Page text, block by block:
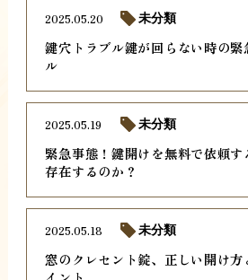
鍵穴トラブル鍵が回らない時の緊
ル
2025.05.20 未分類
緊急事態！鍵開けを無料で依頼す
存在するのか？
2025.05.19 未分類
窓のクレセント錠、正しい開け
2025.05.18 未分類